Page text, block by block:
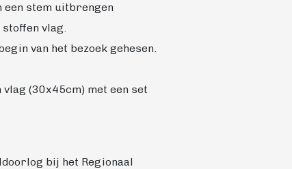
een stem uitbrengen
vlag.
van het bezoek gehesen.
vlag (30x45cm) met een set
bij het Regionaal